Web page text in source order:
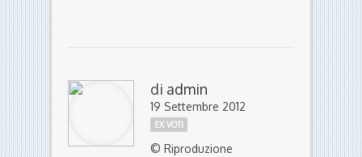
di admin
19 Settembre 2012
EX VOTI
© Riproduzione